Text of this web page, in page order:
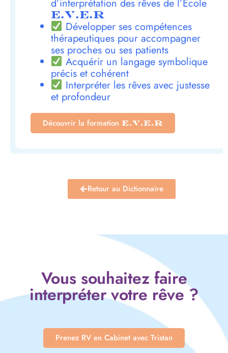
d’interprétation des rêves de l’École
E.V.E.R
Développer ses compétences
thérapeutiques pour accompagner
ses proches ou ses patients
Acquérir un langage symbolique
précis et cohérent
Interpréter les rêves avec justesse
et profondeur
Découvrir la formation E.V.E.R
Retour au Dictionnaire
Vous souhaitez faire
interpréter votre rêve ?
Prenez RV en Cabinet avec Tristan